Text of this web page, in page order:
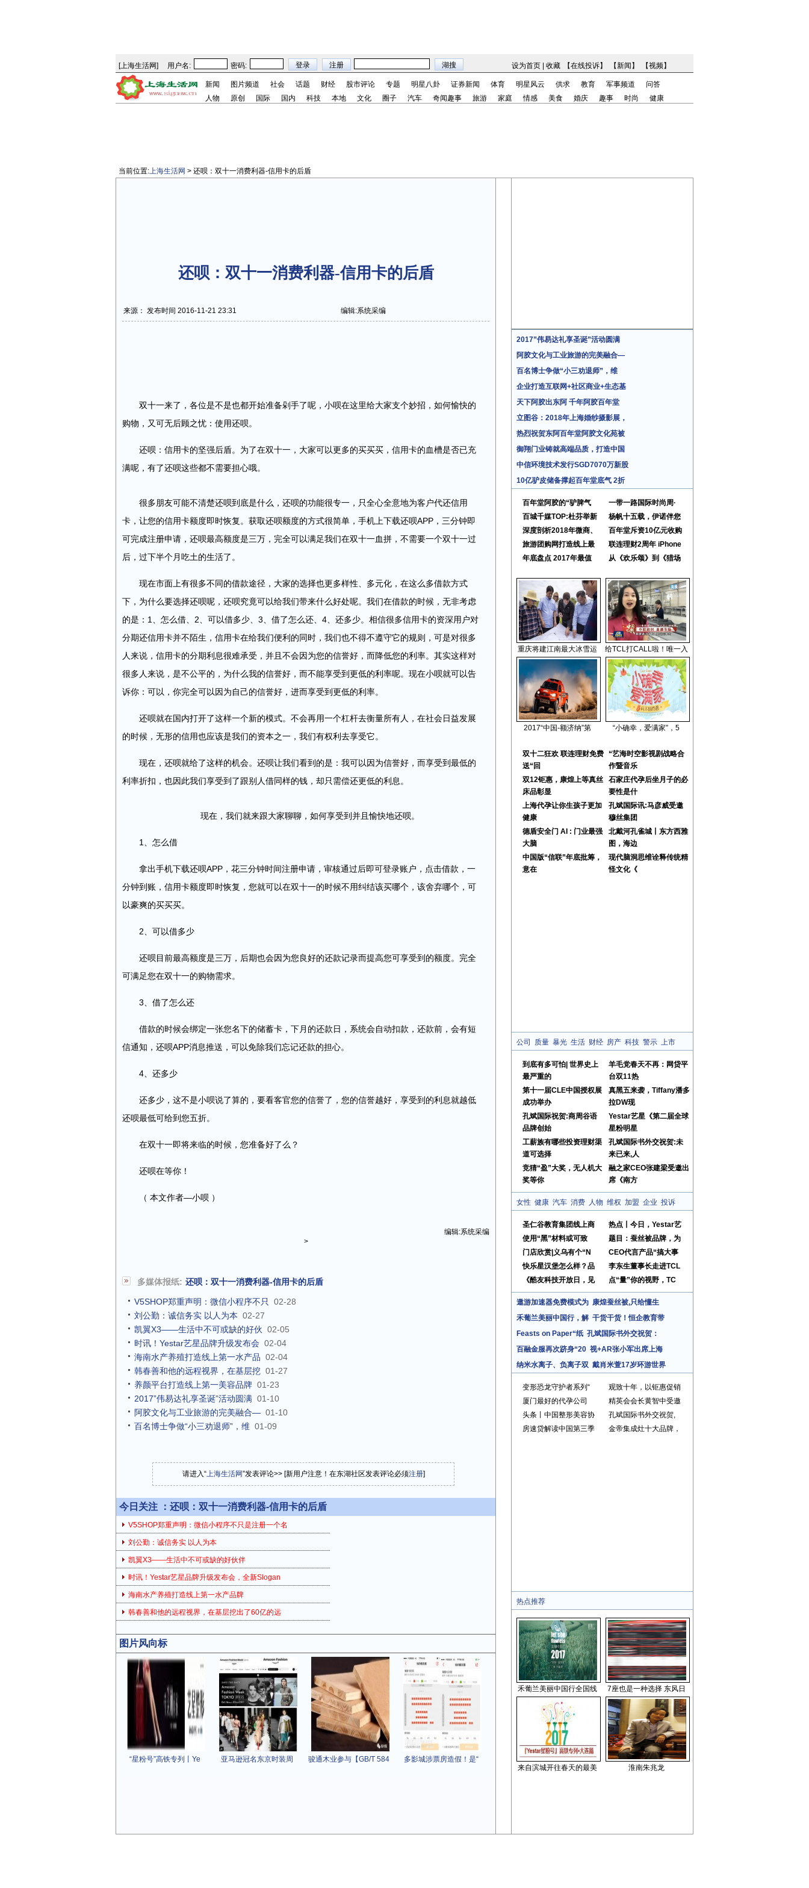
[上海生活网] 用户名: 密码: 设为首页 收藏 【在线投诉】 【新闻 】 【视频】
新闻 图片频道 社会 话题 财经 股市评论 专题 明星八卦 证券新闻 体育 明星风云 供求 教育 军事频道
问答
人物
原创 国际 国内 科技 本地 文化 圈子 汽车 奇闻趣事 旅游 家庭 情感 美食 婚庆 趣事 时尚 健康
当前位置:上海生活网 > 还呗：双十一消费利器-信用卡的后盾
还呗：双十一消费利器-信用卡的后盾
来源： 发布时间 2016-11-21 23:31 编辑:系统采编
双十一来了，各位是不是也都开始准备剁手了呢，小呗在这里给大家支个妙招，如何愉快的
购物，又可无后顾之忧：使用还呗。
还呗：信用卡的坚强后盾。为了在双十一，大家可以更多的买买买，信用卡的血槽是否已充
满呢，有了还呗这些都不需要担心哦。
很多朋友可能不清楚还呗到底是什么，还呗的功能很专一，只全心全意地为客户代还信用
卡，让您的信用卡额度即时恢复。获取还呗额度的方式很简单，手机上下载还呗APP，三分钟即
可完成注册申请，还呗最高额度是三万，完全可以满足我们在双十一血拼，不需要一个双十一过
后，过下半个月吃土的生活了。
现在市面上有很多不同的借款途径，大家的选择也更多样性、多元化，在这么多借款方式
下，为什么要选择还呗呢，还呗究竟可以给我们带来什么好处呢。我们在借款的时候，无非考虑
的是：1、怎么借、2、可以借多少、3、借了怎么还、4、还多少。相信很多信用卡的资深用户对
分期还信用卡并不陌生，信用卡在给我们便利的同时，我们也不得不遵守它的规则，可是对很多
人来说，信用卡的分期利息很难承受，并且不会因为您的信誉好，而降低您的利率。其实这样对
很多人来说，是不公平的，为什么我的信誉好，而不能享受到更低的利率呢。现在小呗就可以告
诉你：可以，你完全可以因为自己的信誉好，进而享受到更低的利率。
还呗就在国内打开了这样一个新的模式。不会再用一个杠杆去衡量所有人，在社会日益发展
的时候，无形的信用也应该是我们的资本之一，我们有权利去享受它。
现在，还呗就给了这样的机会。还呗让我们看到的是：我可以因为信誉好，而享受到最低的
利率折扣，也因此我们享受到了跟别人借同样的钱，却只需偿还更低的利息。
现在，我们就来跟大家聊聊，如何享受到并且愉快地还呗。
1、怎么借
拿出手机下载还呗APP，花三分钟时间注册申请，审核通过后即可登录账户，点击借款，一
分钟到账，信用卡额度即时恢复，您就可以在双十一的时候不用纠结该买哪个，该舍弃哪个，可
以豪爽的买买买。
2、可以借多少
还呗目前最高额度是三万，后期也会因为您良好的还款记录而提高您可享受到的额度。完全
可满足您在双十一的购物需求。
3、借了怎么还
借款的时候会绑定一张您名下的储蓄卡，下月的还款日，系统会自动扣款，还款前，会有短
信通知，还呗APP消息推送，可以免除我们忘记还款的担心。
4、还多少
还多少，这不是小呗说了算的，要看客官您的信誉了，您的信誉越好，享受到的利息就越低
还呗最低可给到您五折。
在双十一即将来临的时候，您准备好了么？
还呗在等你！
（ 本文作者—小呗 ）
编辑:系统采编
>
多媒体报纸: 还呗：双十一消费利器-信用卡的后盾
V5SHOP郑重声明：微信小程序不只
02-28
刘公勤：诚信务实 以人为本 02-27
凯翼X3——生活中不可或缺的好伙 02-05
时讯！Yestar艺星品牌升级发布会 02-04
海南水产养殖打造线上第一水产品 02-04
韩春善和他的远程视界，在基层挖 01-27
养颜平台打造线上第一美容品牌 01-23
2017”伟易达礼享圣诞”活动圆满 01-10
阿胶文化与工业旅游的完美融合— 01-10
百名博士争做“小三劝退师”，维 01-09
请进入“上海生活网”发表评论>> [新用户注意！在东湖社区发表评论必须注册]
今日关注 ： 还呗：双十一消费利器-信用卡的后盾
V5SHOP郑重声明：微信小程序不只是注册一个名
刘公勤：诚信务实 以人为本
凯翼X3——生活中不可或缺的好伙伴
时讯！Yestar艺星品牌升级发布会，全新Slogan
海南水产养殖打造线上第一水产品牌
韩春善和他的远程视界，在基层挖出了60亿的远
图片风向标
“星粉号”高铁专列丨Ye 亚马逊冠名东京时装周 骏通木业参与【GB/T 584 多影城涉票房造假！是“
2017”伟易达礼享圣诞”活动圆满
阿胶文化与工业旅游的完美融合—
百名博士争做“小三劝退师”，维
企业打造互联网+社区商业+生态基
天下阿胶出东阿 千年阿胶百年堂
立图谷：2018年上海婚纱摄影展，
热烈祝贺东阿百年堂阿胶文化苑被
御翔门业铸就高端品质，打造中国
中信环境技术发行SGD7070万新股
10亿驴皮储备撑起百年堂底气 2折
百年堂阿胶的“驴脾气
一带一路国际时尚周·
百城千媒TOP:杜芬举新
杨帆十五载，伊诺伴您
深度剖析2018年微商、
百年堂斥资10亿元收购
旅游团购网打造线上最
联连理财2周年 iPhone
年底盘点 2017年最值
从《欢乐颂》到《猎场
重庆将建江南最大冰雪运 给TCL打CALL啦！唯一入
2017“中国-额济纳”第 “小确幸，爱满家”，5
双十二狂欢 联连理财免费
送“回
“艺海时空影视剧战略合
作暨音乐
双12钜惠，康煌上等真丝
床品彰显
石家庄代孕后坐月子的必
要性是什
上海代孕让你生孩子更加
健康
孔斌国际讯:马彦威受邀
穆丝集团
德盾安全门 AI : 门业最强
大脑
北戴河孔雀城丨东方西雅
图，海边
中国版“信联”年底批筹，
意在
现代脑洞思维诠释传统精
怪文化《
公司 质量 暴光 生活 财经 房产 科技 警示 上市
到底有多可怕| 世界史上
最严重的
羊毛党春天不再：网贷平
台双11热
第十一届CLE中国授权展
成功举办
真黑五来袭，Tiffany潘多
拉DW现
孔斌国际祝贺:商周谷语
品牌创始
Yestar艺星《第二届全球
星粉明星
工薪族有哪些投资理财渠
道可选择
孔斌国际书外交祝贺:未
来已来,人
竞猜“盈”大奖，无人机大
奖等你
融之家CEO张建梁受邀出
席《南方
女性 健康 汽车 消费 人物 维权 加盟 企业 投诉
圣仁谷教育集团线上商
热点丨今日，Yestar艺
使用“黑”材料或可致
题目：蚕丝被品牌，为
门店欣赏|义乌有个“N
CEO代言产品“搞大事
快乐星汉堡怎么样？品
李东生董事长走进TCL
《酷友科技开放日，见
点“量”你的视野，TC
遨游加速器免费模式为 康煌蚕丝被,只给懂生
禾葡兰美丽中国行，解 干货干货！恒企教育带
Feasts on Paper“纸 孔斌国际书外交祝贺：
百融金服再次跻身“20 视+AR张小军出席上海
纳米水离子、负离子双 戴肖米萱17岁环游世界
变形恐龙守护者系列“
观致十年，以钜惠促销
厦门最好的代孕公司
精英会会长黄智中受邀
头条丨中国整形美容协
孔斌国际书外交祝贺,
房速贷解读中国第三季
金帝集成灶十大品牌，
热点推荐
禾葡兰美丽中国行全国线 7座也是一种选择 东风日
来自滨城开往春天的最美 淮南朱兆龙